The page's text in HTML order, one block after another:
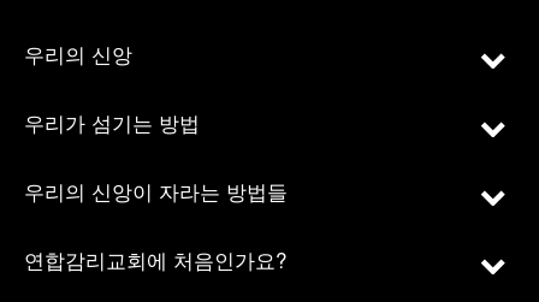
우리의 신앙
우리가 섬기는 방법
우리의 신앙이 자라는 방법들
연합감리교회에 처음인가요?